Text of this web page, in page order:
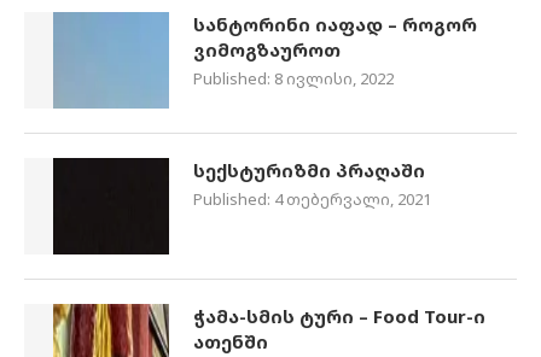
სანტორინი იაფად – როგორ
ვიმოგზაუროთ
Published: 8 ივლისი, 2022
სექსტურიზმი პრაღაში
Published: 4 თებერვალი, 2021
ჭამა-სმის ტური – Food Tour-ი
ათენში